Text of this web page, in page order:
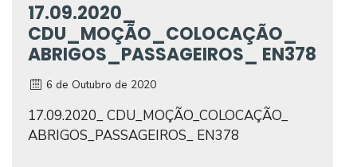
17.09.2020_
CDU_MOÇÃO_COLOCAÇÃO_
ABRIGOS_PASSAGEIROS_ EN378
6 de Outubro de 2020
17.09.2020_ CDU_MOÇÃO_COLOCAÇÃO_
ABRIGOS_PASSAGEIROS_ EN378